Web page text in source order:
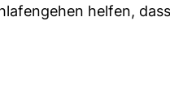
helfen,